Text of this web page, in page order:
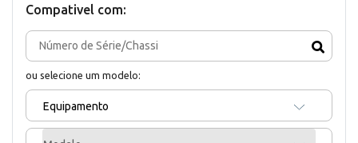
Compativel com:
ou selecione um modelo:
Equipamento